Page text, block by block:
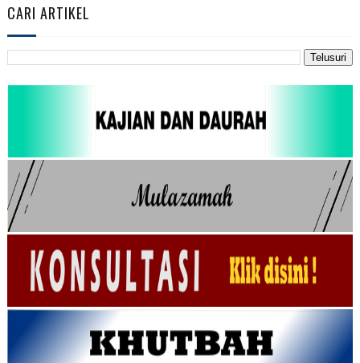
CARI ARTIKEL